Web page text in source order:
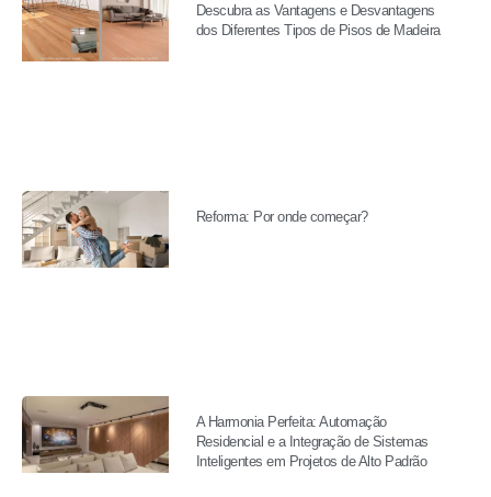
Descubra as Vantagens e Desvantagens
dos Diferentes Tipos de Pisos de Madeira
Reforma: Por onde começar?
A Harmonia Perfeita: Automação
Residencial e a Integração de Sistemas
Inteligentes em Projetos de Alto Padrão